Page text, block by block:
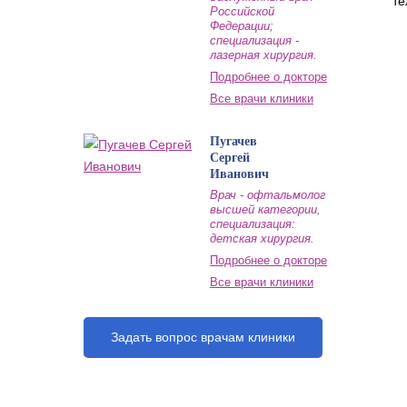
Российской
Федерации;
специализация -
лазерная хирургия.
Подробнее о докторе
Все врачи клиники
Пугачев
Сергей
Иванович
Врач - офтальмолог
высшей категории,
специализация:
детская хирургия.
Подробнее о докторе
Все врачи клиники
Задать вопрос врачам клиники